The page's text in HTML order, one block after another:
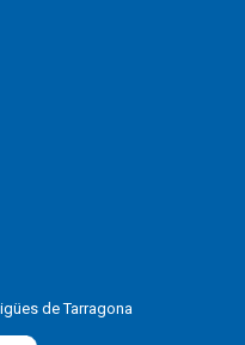
de Tarragona